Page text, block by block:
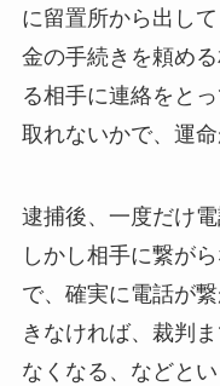
に留置所から出し
金の手続きを頼め
る相手に連絡をと
取れないかで、運
逮捕後、一度だけ
しかし相手に繋が
で、確実に電話が
きなければ、裁判
なくなる、などと